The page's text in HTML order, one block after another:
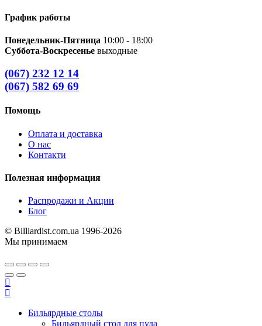
График работы
Понедельник-Пятница 10:00 - 18:00
Суббота-Воскресенье выходные
(067) 232 12 14
(067) 582 69 69
Помощь
Оплата и доставка
О нас
Контакти
Полезная информация
Распродажи и Акции
Блог
© Billiardist.com.ua 1996-2026
Мы принимаем
Бильярдные столы
Бильярдный стол для пула